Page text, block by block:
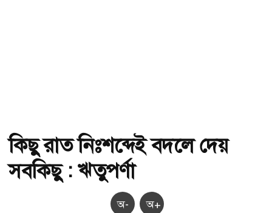
কিছু রাত নিঃশব্দেই বদলে দেয়
সবকিছু : ঋতুপর্ণা
অ- অ+